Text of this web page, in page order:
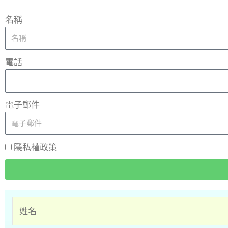
名稱
電話
電子郵件
隱私權政策